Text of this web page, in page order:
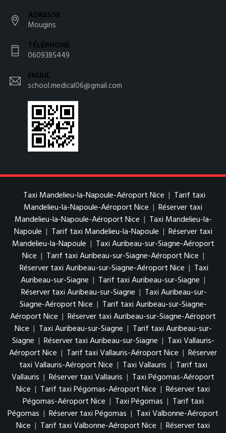
ADRESSE
Mougins
TÉLÉPHONE
0609385449
EMAIL
school.medical06@gmail.com
Taxi Mandelieu-la-Napoule-Aéroport Nice | Tarif taxi
Mandelieu-la-Napoule-Aéroport Nice | Réserver taxi
Mandelieu-la-Napoule-Aéroport Nice | Taxi Mandelieu-la-
Napoule | Tarif taxi Mandelieu-la-Napoule | Réserver taxi
Mandelieu-la-Napoule | Taxi Auribeau-sur-Siagne-Aéroport
Nice | Tarif taxi Auribeau-sur-Siagne-Aéroport Nice |
Réserver taxi Auribeau-sur-Siagne-Aéroport Nice | Taxi
Auribeau-sur-Siagne | Tarif taxi Auribeau-sur-Siagne |
Réserver taxi Auribeau-sur-Siagne | Taxi Auribeau-sur-
Siagne-Aéroport Nice | Tarif taxi Auribeau-sur-Siagne-
Aéroport Nice | Réserver taxi Auribeau-sur-Siagne-Aéroport
Nice | Taxi Auribeau-sur-Siagne | Tarif taxi Auribeau-sur-
Siagne | Réserver taxi Auribeau-sur-Siagne | Taxi Vallauris-
Aéroport Nice | Tarif taxi Vallauris-Aéroport Nice | Réserver
taxi Vallauris-Aéroport Nice | Taxi Vallauris | Tarif taxi
Vallauris | Réserver taxi Vallauris | Taxi Pégomas-Aéroport
Nice | Tarif taxi Pégomas-Aéroport Nice | Réserver taxi
Pégomas-Aéroport Nice | Taxi Pégomas | Tarif taxi
Pégomas | Réserver taxi Pégomas | Taxi Valbonne-Aéroport
Nice | Tarif taxi Valbonne-Aéroport Nice | Réserver taxi